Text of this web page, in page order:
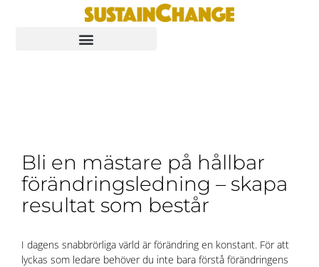
Bli en mästare på hållbar
förändringsledning – skapa
resultat som består
I dagens snabbrörliga värld är förändring en konstant. För att
lyckas som ledare behöver du inte bara förstå förändringens